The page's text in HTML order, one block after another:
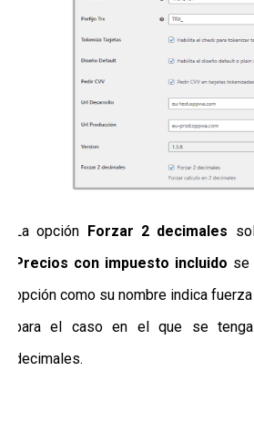
La opción Forzar 2 decimales
Precios con impuesto incluido se
opción como su nombre indica
para el caso en el que se tenga
decimales.